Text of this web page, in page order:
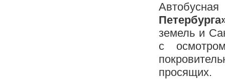
земель и
с
просящих.